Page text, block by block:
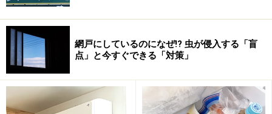
網戸にしているのになぜ!? 虫が侵入する「盲
点」と今すぐできる「対策」